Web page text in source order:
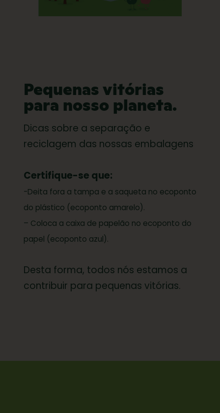
Pequenas vitórias
para nosso planeta.
Dicas sobre a separação e
reciclagem das nossas embalagens
Certifique-se que:
-Deita fora a tampa e a saqueta no ecoponto
do plástico (ecoponto amarelo).
– Coloca a caixa de papelão no ecoponto do
papel (ecoponto azul).
Desta forma, todos nós estamos a
contribuir para pequenas vitórias.